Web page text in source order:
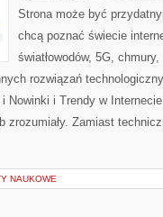
Strona może być
chcą poznać świecie
światłowodów, 5G,
rozwiązań
Nowinki i Trendy w
zrozumiały. Zamiast
NAUKOWE